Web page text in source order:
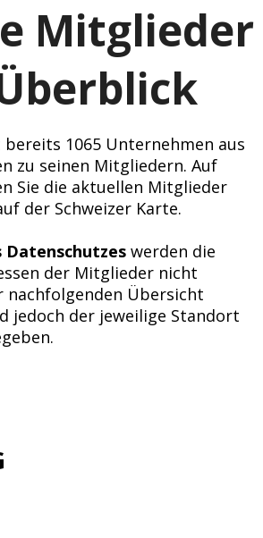
Mitglieder
bereits 1065 Unternehmen aus
zu seinen Mitgliedern. Auf
Sie die aktuellen Mitglieder
der Schweizer Karte.
Datenschutzes werden die
der Mitglieder nicht
nachfolgenden Übersicht
jedoch der jeweilige Standort